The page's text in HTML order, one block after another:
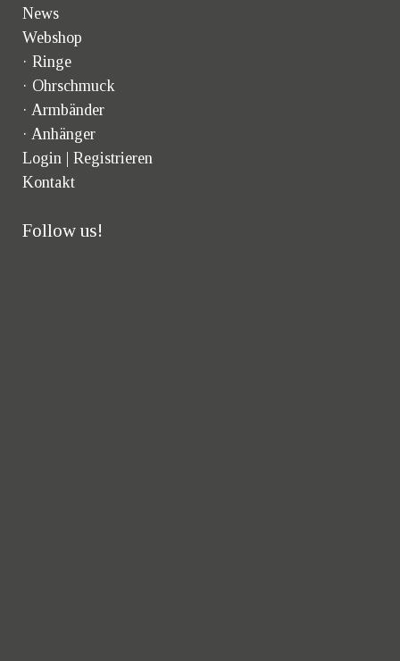
News
Webshop
· Ringe
· Ohrschmuck
· Armbänder
· Anhänger
Login | Registrieren
Kontakt
Follow us!